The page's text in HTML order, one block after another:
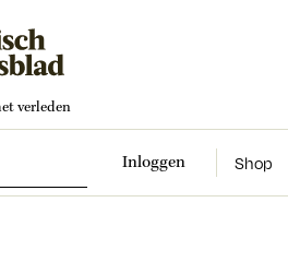
verleden
Inloggen Shop